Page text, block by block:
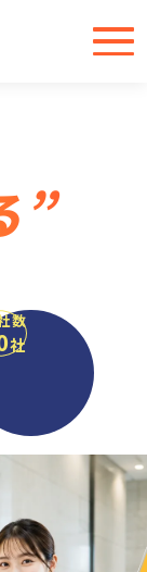
安心／
”
数
社